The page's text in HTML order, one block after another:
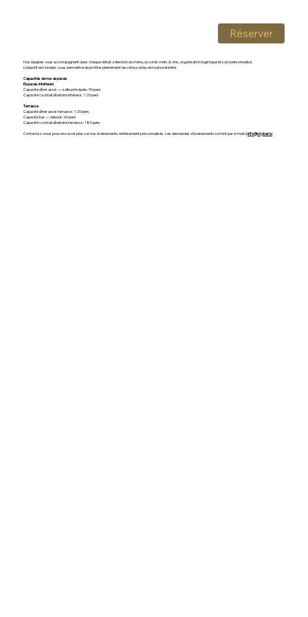
Nos équipes vous accompagnent dans chaque détail : sélection du menu, accords mets & vins, organisation logistique et suivi personnalisé.
L’objectif est simple : vous permettre de profiter pleinement de votre soirée, en toute sérénité.
Capacités de nos espaces
Espaces intérieurs
Capacité dîner assis — salle principale : 90 pers
Capacité cocktail dînatoire intérieur : 120 pers
Terrasse
Capacité dîner assis terrasse : 120 pers
Capacité bar — debout : 60 pers
Capacité cocktail dînatoire terrasse : 180 pers
Contactez-nous pour en savoir plus sur nos événements entièrement personnalisés. Les demandes d’événements se font par e-mail àinfo@skybar.lu
Réserver